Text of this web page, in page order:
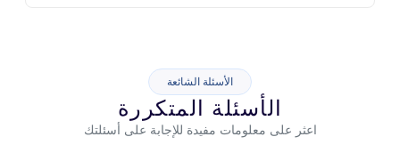
الأسئلة الشائعة
الأسئلة المتكررة
اعثر على معلومات مفيدة للإجابة على أسئلتك